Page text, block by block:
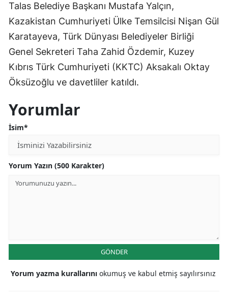
Talas Belediye Başkanı Mustafa Yalçın,
Kazakistan Cumhuriyeti Ülke Temsilcisi Nişan Gül
Karatayeva, Türk Dünyası Belediyeler Birliği
Genel Sekreteri Taha Zahid Özdemir, Kuzey
Kıbrıs Türk Cumhuriyeti (KKTC) Aksakalı Oktay
Öksüzoğlu ve davetliler katıldı.
Yorumlar
İsim*
Yorum Yazın (500 Karakter)
GÖNDER
Yorum yazma kurallarını okumuş ve kabul etmiş sayılırsınız